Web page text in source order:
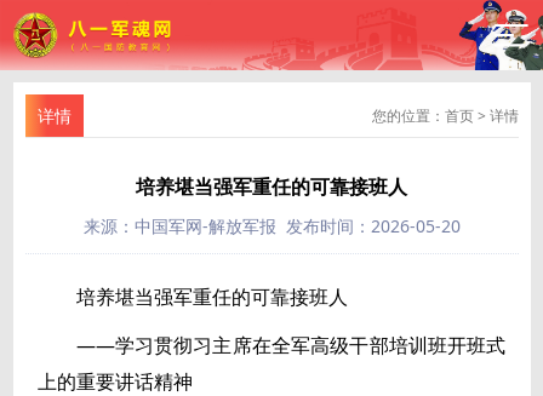
详情 您的位置： 首页> 详情
培养堪当强军重任的可靠接班人
来源：中国军网-解放军报 发布时间：2026-05-20
培养堪当强军重任的可靠接班人
——学习贯彻习主席在全军高级干部培训班开班式
上的重要讲话精神